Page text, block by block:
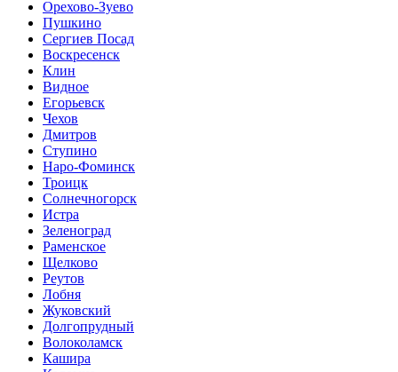
Орехово-Зуево
Пушкино
Сергиев Посад
Воскресенск
Клин
Видное
Егорьевск
Чехов
Дмитров
Ступино
Наро-Фоминск
Троицк
Солнечногорск
Истра
Зеленоград
Раменское
Щелково
Реутов
Лобня
Жуковский
Долгопрудный
Волоколамск
Кашира